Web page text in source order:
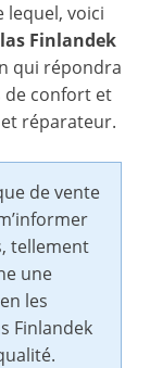
lequel, voici
Finlandek
qui répondra
de confort et
réparateur.
de vente
tellement
une
les
Finlandek